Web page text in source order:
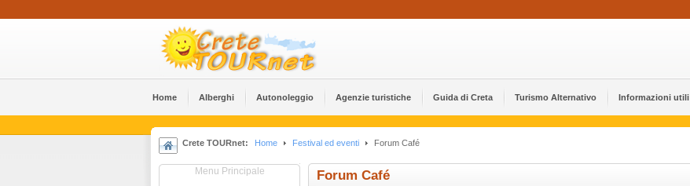
Home Alberghi Αutonoleggio Agenzie turistiche Guida di Creta Turismo Alternativo Informazioni utili
Crete TOURnet: Home Festival ed eventi Forum Café
Menu Principale Forum Café